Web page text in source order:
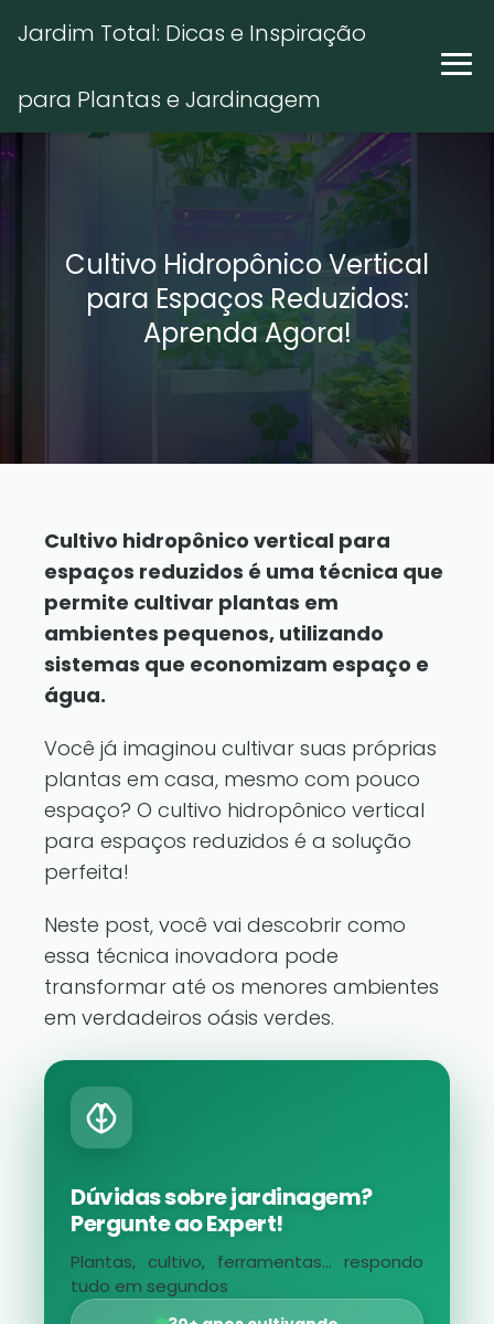
Jardim Total: Dicas e Inspiração
para Plantas e Jardinagem
Cultivo Hidropônico Vertical
para Espaços Reduzidos:
Aprenda Agora!
Cultivo hidropônico vertical para
espaços reduzidos é uma técnica que
permite cultivar plantas em
ambientes pequenos, utilizando
sistemas que economizam espaço e
água.
Você já imaginou cultivar suas próprias
plantas em casa, mesmo com pouco
espaço? O cultivo hidropônico vertical
para espaços reduzidos é a solução
perfeita!
Neste post, você vai descobrir como
essa técnica inovadora pode
transformar até os menores ambientes
em verdadeiros oásis verdes.
Dúvidas sobre jardinagem?
Pergunte ao Expert!
Plantas, cultivo, ferramentas... respondo
tudo em segundos